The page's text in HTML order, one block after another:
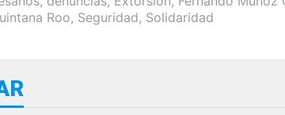
Roo, Seguridad, Solidaridad